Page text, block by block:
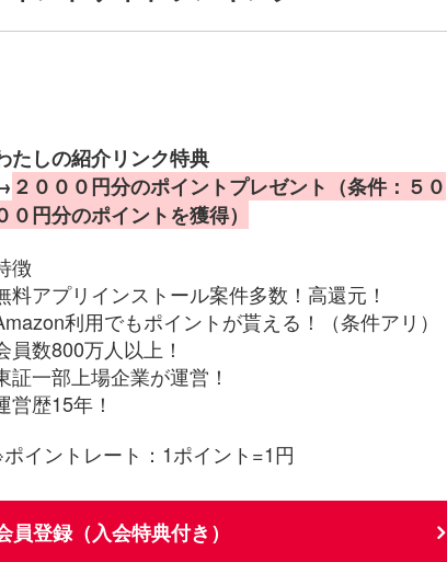
たしの紹介リンク特典
２０００円分のポイントプレゼント（条件：５０
０円分のポイントを獲得）
徴
料アプリインストール案件多数！高還元！
利用でもポイントが貰える！（条件アリ）
員数800万人以上！
証一部上場企業が運営！
営歴15年！
イントレート：1ポイント=1円
員登録（入会特典付き）